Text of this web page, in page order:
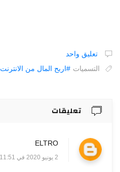
تعليق واحد
التسميات #اربح ‏المال ‏من ‏الانترنت
تعليقات
ELTRO
2 يونيو 2020 في 11:51 م